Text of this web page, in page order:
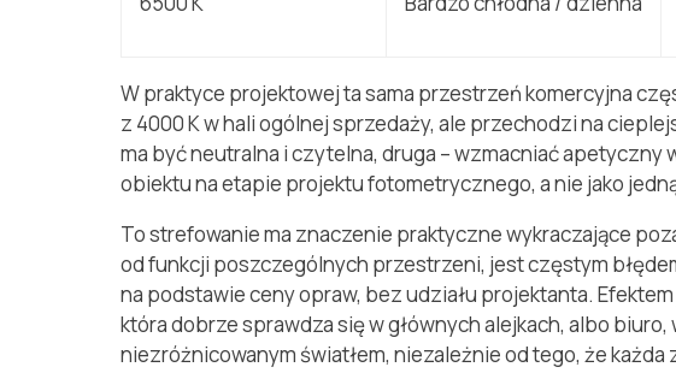
W praktyce projektowej ta sama przestrzeń komercyjna
z 4000 K w hali ogólnej sprzedaży, ale przechodzi na
ma być neutralna i czytelna, druga – wzmacniać
obiektu na etapie projektu fotometrycznego, a nie jako
To strefowanie ma znaczenie praktyczne wykraczające
od funkcji poszczególnych przestrzeni, jest częstym
na podstawie ceny opraw, bez udziału projektanta.
która dobrze sprawdza się w głównych alejkach, albo
niezróżnicowanym światłem, niezależnie od tego, że